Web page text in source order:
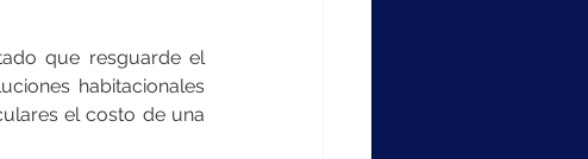
que resguarde el
habitacionales
el costo de una